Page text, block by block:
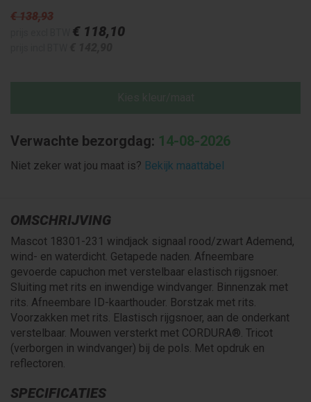
€ 138,93
€ 118,10
Verwachte bezorgdag: 14-08-2026
Niet zeker wat jou maat is? Bekijk maattabel
OMSCHRIJVING
Mascot 18301-231 windjack signaal rood/zwart Ademend,
wind- en waterdicht. Getapede naden. Afneembare
gevoerde capuchon met verstelbaar elastisch rijgsnoer.
Sluiting met rits en inwendige windvanger. Binnenzak met
rits. Afneembare ID-kaarthouder. Borstzak met rits.
Voorzakken met rits. Elastisch rijgsnoer, aan de onderkant
verstelbaar. Mouwen versterkt met CORDURA®. Tricot
(verborgen in windvanger) bij de pols. Met opdruk en
reflectoren.
SPECIFICATIES